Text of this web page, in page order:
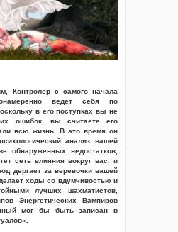
Контролер с самого начала
ведет себя по
в его поступках вы не
ошибок, вы считаете его
всю жизнь. В это время он
анализ вашей
обнаруженных недостатков,
сеть влияния вокруг вас, и
дергает за веревочки вашей
ходы со вдумчивостью и
лучших шахматистов,
Энергетических Вампиров
мог бы быть записан в